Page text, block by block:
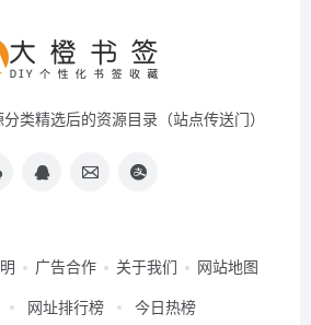
类精选后的资源目录（站点传送门）
广告合作 关于我们
网站地图
网址排行榜 今日热榜